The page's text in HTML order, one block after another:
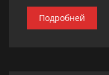
Подробней